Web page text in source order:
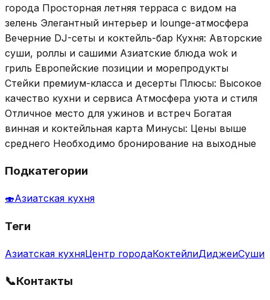
города Просторная летняя терраса с видом на
зелень Элегантный интерьер и lounge-атмосфера
Вечерние DJ-сеты и коктейль-бар Кухня: Авторские
суши, роллы и сашими Азиатские блюда wok и
гриль Европейские позиции и морепродукты
Стейки премиум-класса и десерты Плюсы: Высокое
качество кухни и сервиса Атмосфера уюта и стиля
Отличное место для ужинов и встреч Богатая
винная и коктейльная карта Минусы: Цены выше
среднего Необходимо бронирование на выходные
Подкатегории
🍣Азиатская кухня
Теги
Азиатская кухняЦентр городаКоктейлиДиджеиСуши
📞Контакты